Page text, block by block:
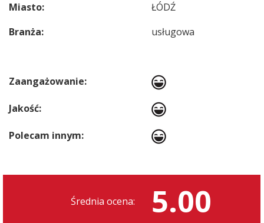
Miasto:
ŁÓDŹ
Branża:
usługowa
Zaangażowanie:
Jakość:
Polecam innym:
Średnia ocena: 5.00